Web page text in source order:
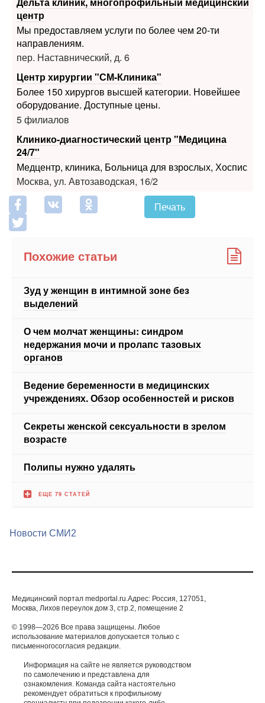
направлениям.
пер. Наставнический, д. 6
Центр хирургии "СМ-Клиника"
Более 150 хирургов высшей категории. Новейшее
5 филиалов
Клинико-диагностический центр "Медицина
24/7"
Москва, ул. Автозаводская, 16/2
Печать
Похожие статьи
Зуд у женщин в интимной зоне без
О чем молчат женщины: синдром
недержания мочи и пролапс тазовых
Ведение беременности в медицинских
учреждениях. Обзор особенностей и рисков
Секреты женской сексуальности в зрелом
возрасте
Полипы нужно удалять
Новости СМИ2
Москва, Лихов переулок дом 3, стр.2, помещение 2
использование материалов допускается только с
письменногосогласия редакции.
Информация на сайте не является руководством
по самолечению и представлена для
ознакомления. Команда сайта настоятельно
специалисту при подозрении какого-либо
заболевания.
ИМЕЮТСЯ ПРОТИВОПОКАЗАНИЯ. НЕОБХОДИМА
КОНСУЛЬТАЦИЯ СПЕЦИАЛИСТА.